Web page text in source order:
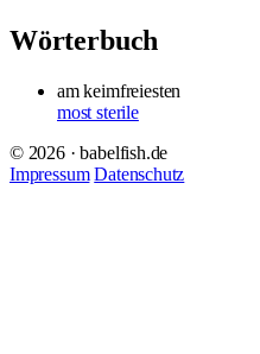
Wörterbuch
am keimfreiesten
most sterile
© 2026 · babelfish.de
Impressum Datenschutz